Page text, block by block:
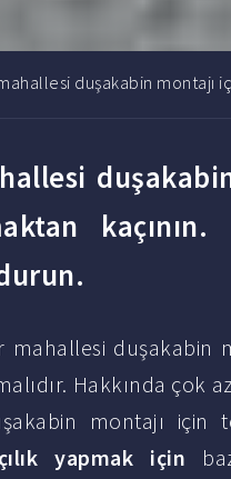
duşakabin montajı
mahallesi duşakabin
Hakkında çok
montajı için
yapmak için